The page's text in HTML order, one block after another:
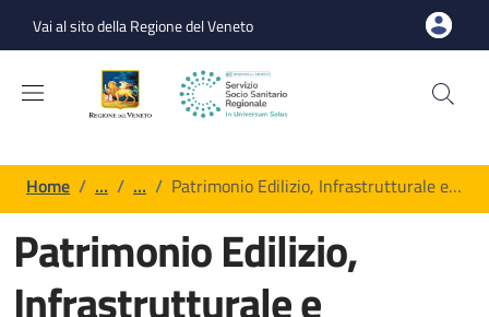
Vai al sito della Regione del Veneto
Briciole di pane
Home / … / … / Patrimonio Edilizio, Infrastrutturale e…
Patrimonio Edilizio,
Infrastrutturale e